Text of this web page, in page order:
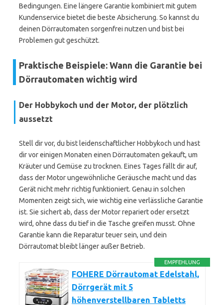
Bedingungen. Eine längere Garantie kombiniert mit gutem
Kundenservice bietet die beste Absicherung. So kannst du
deinen Dörrautomaten sorgenfrei nutzen und bist bei
Problemen gut geschützt.
Praktische Beispiele: Wann die Garantie bei
Dörrautomaten wichtig wird
Der Hobbykoch und der Motor, der plötzlich
aussetzt
Stell dir vor, du bist leidenschaftlicher Hobbykoch und hast
dir vor einigen Monaten einen Dörrautomaten gekauft, um
Kräuter und Gemüse zu trocknen. Eines Tages fällt dir auf,
dass der Motor ungewöhnliche Geräusche macht und das
Gerät nicht mehr richtig funktioniert. Genau in solchen
Momenten zeigt sich, wie wichtig eine verlässliche Garantie
ist. Sie sichert ab, dass der Motor repariert oder ersetzt
wird, ohne dass du tief in die Tasche greifen musst. Ohne
Garantie kann die Reparatur teuer sein, und dein
Dörrautomat bleibt länger außer Betrieb.
EMPFEHLUNG
FOHERE Dörrautomat Edelstahl,
Dörrgerät mit 5
höhenverstellbaren Tabletts